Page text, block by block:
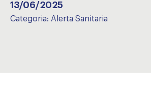
13/06/2025
Categoria: Alerta Sanitaria